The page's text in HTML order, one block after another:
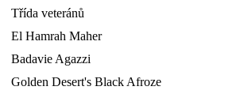
Třída veteránů
El Hamrah Maher
Badavie Agazzi
Golden Desert's Black Afroze